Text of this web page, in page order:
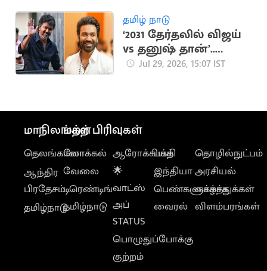
தமிழ் நாடு
‘2031 தேர்தலில் விஜய்
vs தனுஷ் தான்’..
விஜயின் ஜோதிடர்
Jul 29, 2026, 15:07 IST
மாநிலங்கள்
தெலங்கானா
ஆந்திர
பிரதேசம்
தமிழ்நாடு
மற்ற பிரிவுகள்
லோக்கல்
வேலை
டிரெண்டிங்
தமிழ்நாடு
ஆரோக்கியம்
🌟
வாட்ஸ்
அப்
STATUS
பொழுதுப்போக்கு
குற்றம்
பக்தி
இந்தியா
பெண்களுக்காக
வைரல்
தொழில்நுட்பம்
அரசியல்
வாழ்த்துக்கள்
விளம்பரங்கள்